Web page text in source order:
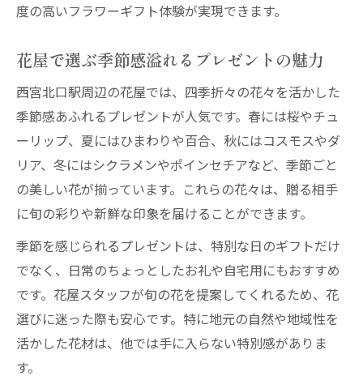
度の高いフラワーギフト体験が実現できます。
花屋で選ぶ季節感溢れるプレゼントの魅力
西宮北口駅周辺の花屋では、四季折々の花々を活かした
季節感あふれるプレゼントが人気です。春には桜やチュ
ーリップ、夏にはひまわりや百合、秋にはコスモスやダ
リア、冬にはシクラメンやポインセチアなど、季節ごと
の美しい花が揃っています。これらの花々は、贈る相手
に旬の彩りや新鮮な印象を届けることができます。
季節を感じられるプレゼントは、特別な日のギフトだけ
でなく、日常のちょっとしたお礼や自宅用にもおすすめ
です。花屋スタッフが旬の花を提案してくれるため、花
選びに迷った際も安心です。特に地元の自然や地域性を
活かした花材は、他では手に入らない特別感がありま
す。